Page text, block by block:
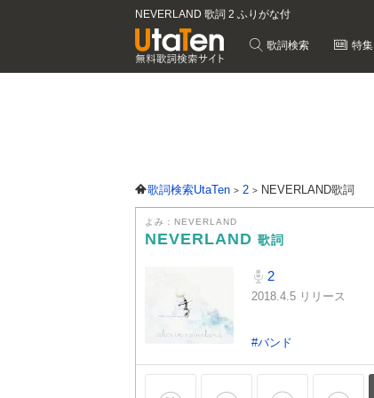
NEVERLAND 歌詞 2 ふりがな付
歌詞検索 特集
歌詞検索UtaTen 2 NEVERLAND歌詞
よみ：NEVERLAND
NEVERLAND 歌詞
2
2018.4.5 リリース
#バンド